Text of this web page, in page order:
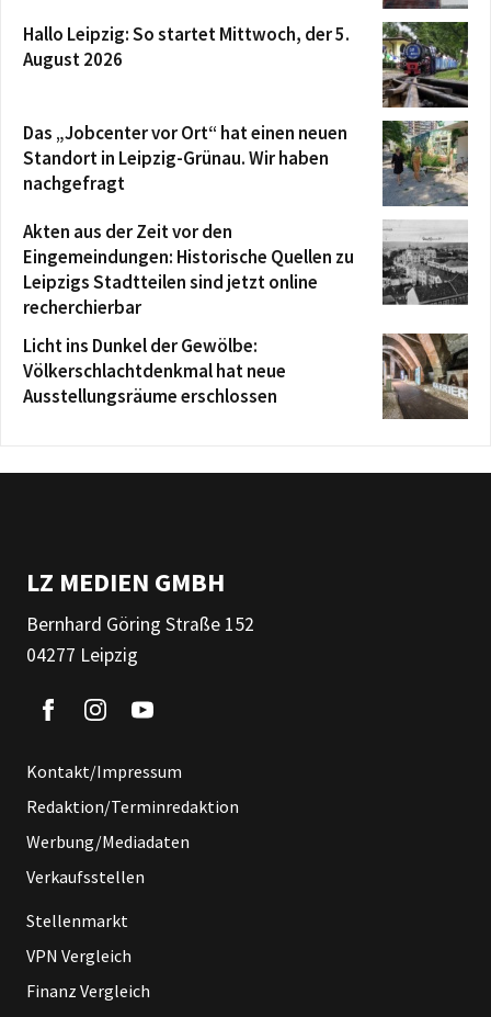
Hallo Leipzig: So startet Mittwoch, der 5.
August 2026
Das „Jobcenter vor Ort“ hat einen neuen
Standort in Leipzig-Grünau. Wir haben
nachgefragt
Akten aus der Zeit vor den
Eingemeindungen: Historische Quellen zu
Leipzigs Stadtteilen sind jetzt online
recherchierbar
Licht ins Dunkel der Gewölbe:
Völkerschlachtdenkmal hat neue
Ausstellungsräume erschlossen
LZ MEDIEN GMBH
Bernhard Göring Straße 152
04277 Leipzig
Kontakt/Impressum
Redaktion/Terminredaktion
Werbung/Mediadaten
Verkaufsstellen
Stellenmarkt
VPN Vergleich
Finanz Vergleich